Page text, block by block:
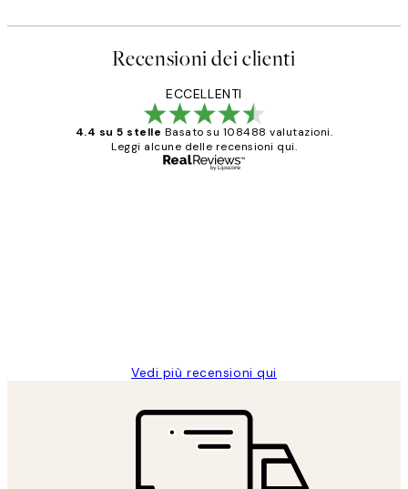
Recensioni dei clienti
ECCELLENTI
4.4 su 5 stelle Basato su 108488 valutazioni.
Leggi alcune delle recensioni qui.
Vedi più recensioni qui